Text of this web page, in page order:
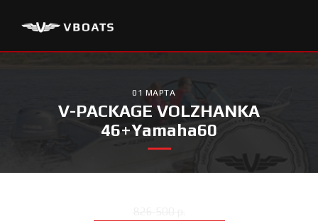
01 МАРТА
V-PACKAGE VOLZHANKA
46+Yamaha60